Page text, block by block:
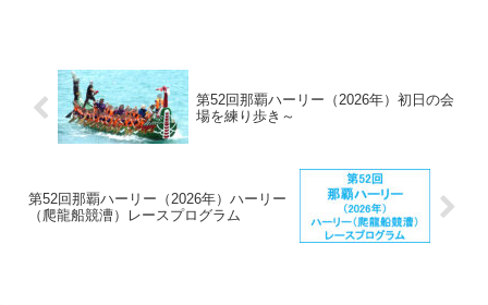
第52回那覇ハーリー（2026年）初日の会
場を練り歩き～
第52回那覇ハーリー（2026年）ハーリー
（爬龍船競漕）レースプログラム